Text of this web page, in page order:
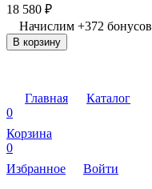
18 580 ₽
Начислим +372 бонусов
В корзину
Главная
Каталог
0
Корзина
0
Избранное
Войти